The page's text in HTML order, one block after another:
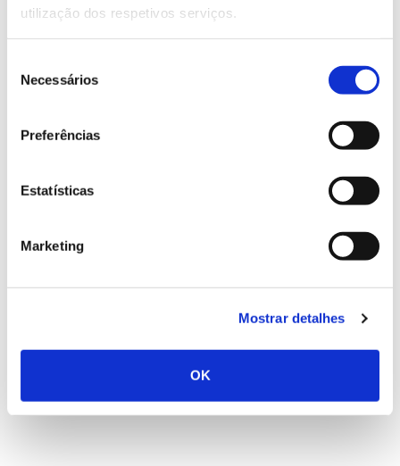
utilização dos respetivos serviços.
Necessários
Preferências
Estatísticas
Marketing
Mostrar detalhes
OK
Genoma do priolo e de outras espécies em risco:
conhecer para conservar
02.07.2026
cidadãos chamados a ajudar
Natureza e florestas procuram jovens voluntários